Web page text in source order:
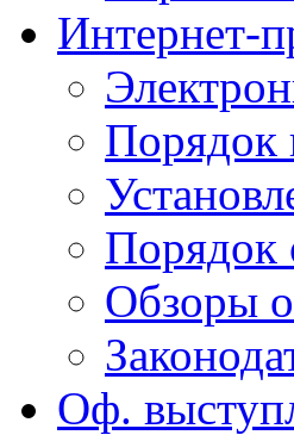
Интернет-
Порядок
Порядок
Обзоры
Оф.